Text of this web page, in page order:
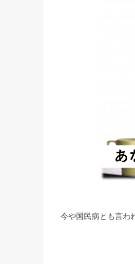
今や国民病とも言わ